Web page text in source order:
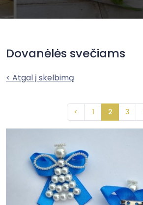
Dovanėlės svečiams
< Atgal į skelbimą
< 1 2 3